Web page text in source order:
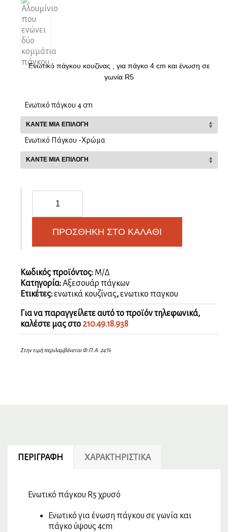
Ενωτικό πάγκου κουζίνας , για πάγκο 4 cm και ένωση σε
γωνία R5
Ενωτικό πάγκου 4 cm
Ενωτικό Πάγκου -Χρώμα
πάγκου
R5
χρυσό
ποσότητα
ΠΡΟΣΘΉΚΗ ΣΤΟ ΚΑΛΆΘΙ
Κωδικός προϊόντος: Μ/Δ
Κατηγορία:Αξεσουάρ πάγκων
Ετικέτες:ενωτικά κουζίνας,ενωτικο παγκου
Για να παραγγείλετε αυτό το προϊόν τηλεφωνικά,
καλέστε μας στο 210.49.18.938
Στην τιμή περιλαμβάνεται Φ.Π.Α. 24%
ΠΕΡΙΓΡΑΦΉ ΧΑΡΑΚΤΗΡΙΣΤΙΚΆ
Ενωτικό πάγκου R5 χρυσό
Ενωτικό για ένωση πάγκου σε γωνία και
πάγκο ύψους 4cm